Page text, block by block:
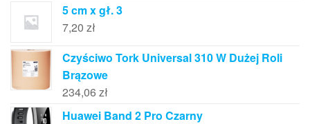
5 cm x gł. 3
7,20 zł
Czyściwo Tork Universal 310 W Dużej Roli
Brązowe
234,06 zł
Huawei Band 2 Pro Czarny